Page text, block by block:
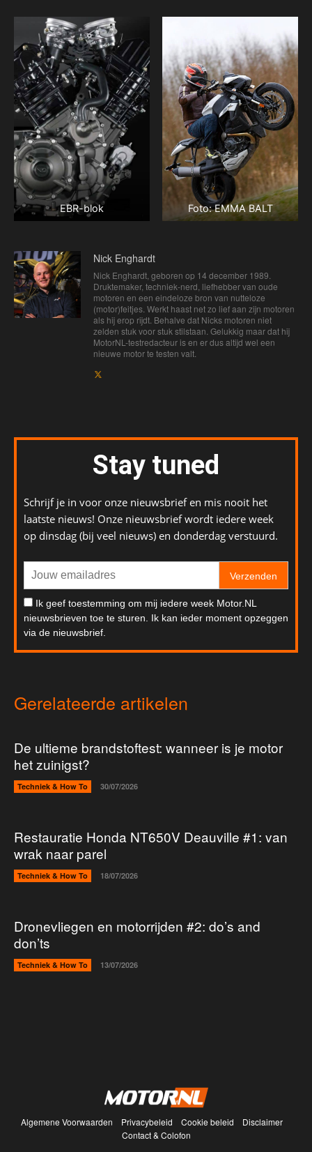
EBR-blok Foto: EMMA BALT
Nick Enghardt
Nick Enghardt, geboren op 14 december 1989.
Druktemaker, techniek-nerd, liefhebber van oude
motoren en een eindeloze bron van nutteloze
(motor)feitjes. Werkt haast net zo lief aan zijn motoren
als hij erop rijdt. Behalve dat Nicks motoren niet
zelden stuk voor stuk stilstaan. Gelukkig maar dat hij
MotorNL-testredacteur is en er dus altijd wel een
nieuwe motor te testen valt.
Stay tuned
Schrijf je in voor onze nieuwsbrief en mis nooit het
laatste nieuws! Onze nieuwsbrief wordt iedere week
op dinsdag (bij veel nieuws) en donderdag verstuurd.
Verzenden
Ik geef toestemming om mij iedere week Motor.NL
nieuwsbrieven toe te sturen. Ik kan ieder moment opzeggen
via de nieuwsbrief.
Gerelateerde artikelen
De ultieme brandstoftest: wanneer is je motor
het zuinigst?
Techniek & How To 30/07/2026
Restauratie Honda NT650V Deauville #1: van
wrak naar parel
Techniek & How To 18/07/2026
Dronevliegen en motorrijden #2: do’s and
don’ts
Techniek & How To 13/07/2026
Algemene Voorwaarden Privacybeleid Cookie beleid
Disclaimer
Contact & Colofon